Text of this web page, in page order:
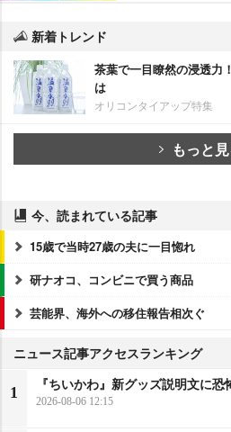
新着トレンド
茶葉で一目瞭然の浸透力
は
オリコンタイアップ特集
もっと
今、読まれている記事
15歳で当時27歳の夫に一目惚れ
研ナオコ、コンビニで買う商品
芸能界、海外への移住報告相次ぐ
ニュース記事アクセスランキング
1
『ちいかわ』新グッズ説明文に恐
2026-08-06 12:15